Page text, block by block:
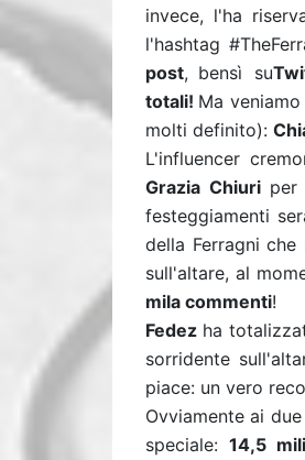
invece, l'ha
l'hashtag
post, bensì su
totali! Ma
molti definito):
L'influencer
Grazia Chiuri per
festeggiamenti
della Ferragni
sull'altare, al
mila commenti!
Fedez ha
sorridente
piace: un vero
Ovviamente ai
speciale: 14,5